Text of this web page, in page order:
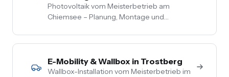
Photovoltaik vom Meisterbetrieb am
Chiemsee – Planung, Montage und
Vor-Ort-Termin, Nullsteuer auf
E-Mobility & Wallbox in Trostberg
Wallbox-Installation vom Meisterbetrieb im